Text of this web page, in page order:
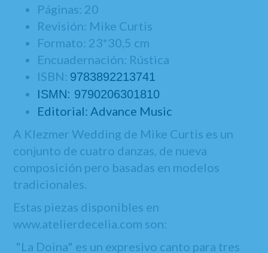
Páginas: 20
Revisión: Mike Curtis
Formato: 23*30,5 cm
Encuadernación: Rústica
ISBN: 9783892213741
ISMN: 9790206301810
Editorial: Advance Music
A Klezmer Wedding de Mike Curtis es un
conjunto de cuatro danzas, de nueva
composición pero basadas en modelos
tradicionales.
Estas piezas disponibles en
www.atelierdecelia.com son:
"La Doina" es un expresivo canto para tres